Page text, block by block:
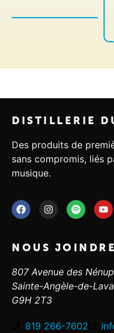
DISTILLERIE
Des produits de
sans compromis, liés
musique.
NOUS JOINDRE
807 Avenue des
Sainte-Angèle-de-
G9H 2T3
819 266-7602